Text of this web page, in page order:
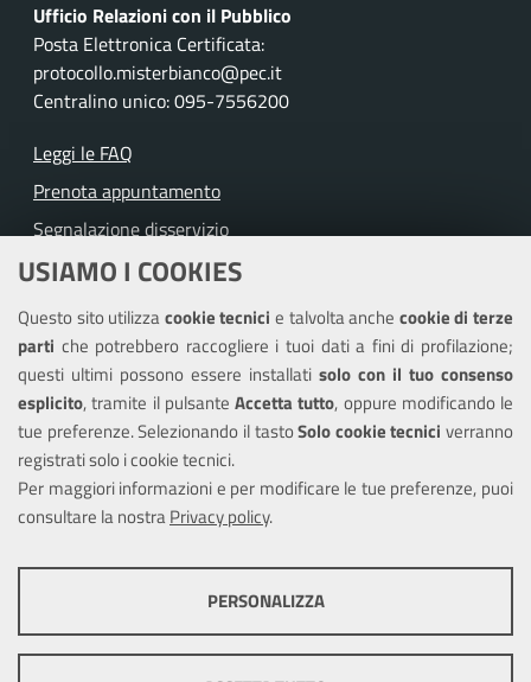
USIAMO I COOKIES
Questo sito utilizzacookie tecnicie talvolta anche cookie di terze
parti che potrebbero raccogliere i tuoi dati a fini di profilazione;
questi ultimi possono essere installati solo con il tuo consenso
esplicito, tramite il pulsante Accetta tutto, oppure modificando le
tue preferenze. Selezionando il tastoSolo cookie tecnici verranno
registrati solo i cookie tecnici.
Per maggiori informazioni e per modificare le tue preferenze, puoi
consultare la nostraPrivacy policy.
PERSONALIZZA
Ufficio Relazioni con il Pubblico
Posta Elettronica Certificata:
protocollo.misterbianco@pec.it
Centralino unico: 095-7556200
Leggi le FAQ
Prenota appuntamento
Segnalazione disservizio
Richiesta assistenza
Amministrazione trasparente
Informativa privacy
Note legali
Piano di miglioramento del sito
Dichiarazione di accessibilità